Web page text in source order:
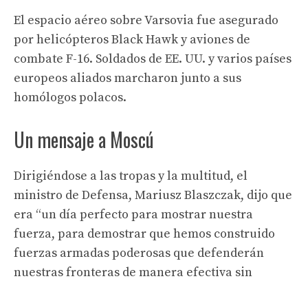
El espacio aéreo sobre Varsovia fue asegurado
por helicópteros Black Hawk y aviones de
combate F-16. Soldados de EE. UU. y varios países
europeos aliados marcharon junto a sus
homólogos polacos.
Un mensaje a Moscú
Dirigiéndose a las tropas y la multitud, el
ministro de Defensa, Mariusz Blaszczak, dijo que
era “un día perfecto para mostrar nuestra
fuerza, para demostrar que hemos construido
fuerzas armadas poderosas que defenderán
nuestras fronteras de manera efectiva sin